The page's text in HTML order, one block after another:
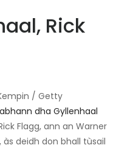
Rick
/ Getty
dha Gyllenhaal
Flagg, ann an Warner
às deidh don bhall tùsail